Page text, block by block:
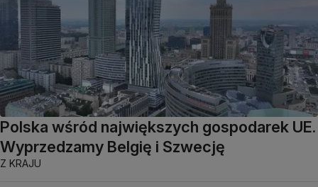
Polska wśród największych gospodarek UE.
Wyprzedzamy Belgię i Szwecję
Z KRAJU